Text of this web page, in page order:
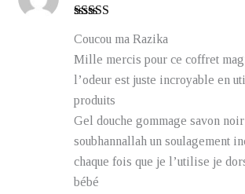
Coucou ma Razika
Mille mercis pour ce coffret
l’odeur est juste incroyable en
produits
Gel douche gommage savon
soubhannallah un soulagement
chaque fois que je l’utilise je
bébé